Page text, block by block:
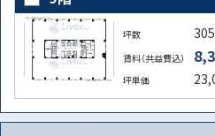
坪数
賃料（共益費込）
坪単価